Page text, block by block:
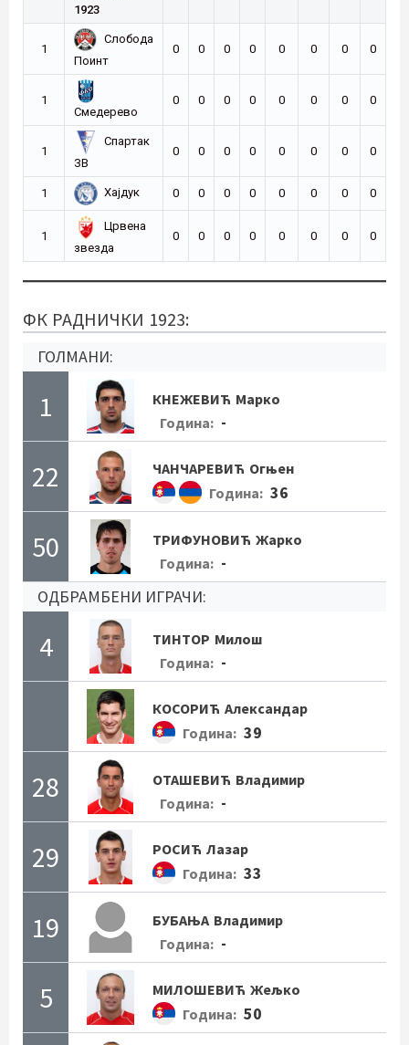
1923
1
Слобода
Поинт
0 0 0 0 0 0 0 0
1
Смедерево
0 0 0 0 0 0 0 0
1
Спартак
ЗВ
0 0 0 0 0 0 0 0
1 Хајдук 0 0 0 0 0 0 0 0
1
Црвена
звезда
0 0 0 0 0 0 0 0
ФК РАДНИЧКИ 1923:
ГОЛМАНИ:
1 КНЕЖЕВИЋ Марко
Година: -
22 ЧАНЧАРЕВИЋ Огњен
Година: 36
50 ТРИФУНОВИЋ Жарко
Година: -
ОДБРАМБЕНИ ИГРАЧИ:
4 ТИНТОР Милош
Година: -
КОСОРИЋ Александар
Година: 39
28 ОТАШЕВИЋ Владимир
Година: -
29 РОСИЋ Лазар
Година: 33
19 БУБАЊА Владимир
Година: -
5 МИЛОШЕВИЋ Жељко
Година: 50